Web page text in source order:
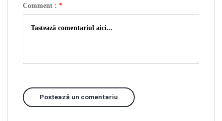
Comment : *
Postează un comentariu